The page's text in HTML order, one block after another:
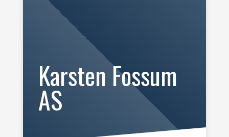
Karsten Fossum
AS